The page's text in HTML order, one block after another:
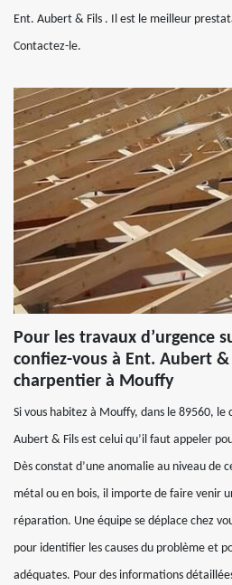
Ent. Aubert & Fils . Il est le meilleur
Contactez-le.
Pour les travaux d’urgence
confiez-vous à Ent. Aubert
charpentier à Mouffy
Si vous habitez à Mouffy, dans le 89560,
Aubert & Fils est celui qu’il faut appeler
Dès constat d’une anomalie au niveau de
métal ou en bois, il importe de faire venir
réparation. Une équipe se déplace chez
pour identifier les causes du problème et
adéquates. Pour des informations